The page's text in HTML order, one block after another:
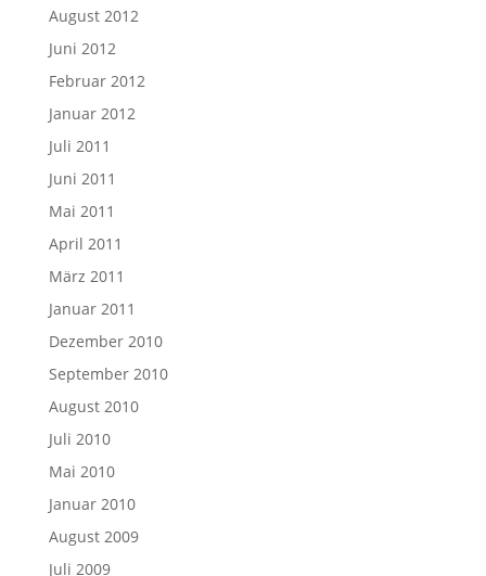
August 2012
Juni 2012
Februar 2012
Januar 2012
Juli 2011
Juni 2011
Mai 2011
April 2011
März 2011
Januar 2011
Dezember 2010
September 2010
August 2010
Juli 2010
Mai 2010
Januar 2010
August 2009
Juli 2009